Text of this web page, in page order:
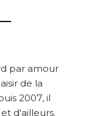
par amour
de la
2007, il
d'ailleurs.